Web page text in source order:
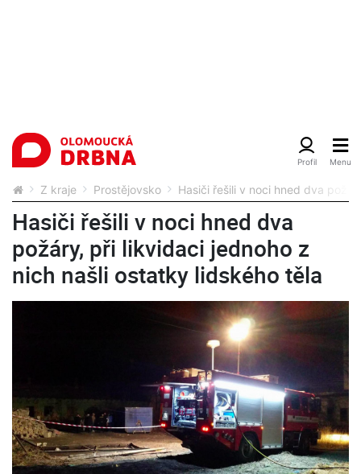
Z kraje Prostějovsko Hasiči řešili v noci hned dva
Hasiči řešili v noci hned dva
požáry, při likvidaci jednoho z
nich našli ostatky lidského těla